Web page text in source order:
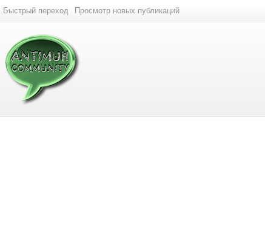
Быстрый переход Просмотр новых публикаций